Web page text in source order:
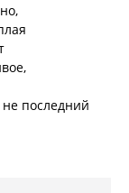
последний